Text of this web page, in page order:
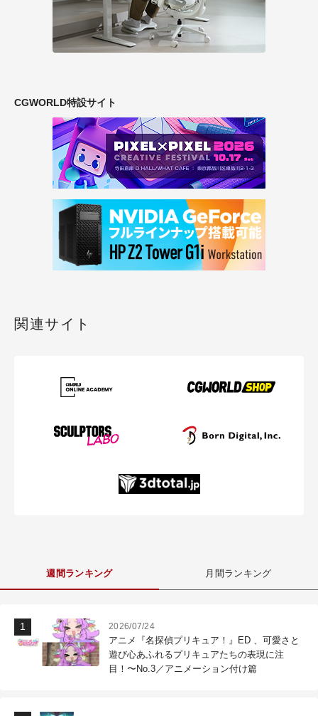
CGWORLD特設サイト
関連サイト
週間ランキング 月間ランキング
2026/07/24
アニメ『名探偵プリキュア！』ED 、可愛さと
遊び心あふれるプリキュアたちの表現に注
目！〜No.3／アニメーション付け篇